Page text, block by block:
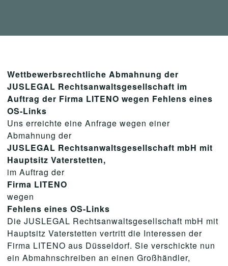
Wettbewerbsrechtliche Abmahnung der
JUSLEGAL Rechtsanwaltsgesellschaft im
Auftrag der Firma LITENO wegen Fehlens eines
OS-Links
Uns erreichte eine Anfrage wegen einer
Abmahnung der
JUSLEGAL Rechtsanwaltsgesellschaft mbH mit
Hauptsitz Vaterstetten,
im Auftrag der
Firma LITENO
wegen
Fehlens eines OS-Links
Die JUSLEGAL Rechtsanwaltsgesellschaft mbH mit
Hauptsitz Vaterstetten vertritt die Interessen der
Firma LITENO aus Düsseldorf. Sie verschickte nun
ein Abmahnschreiben an einen Großhändler,